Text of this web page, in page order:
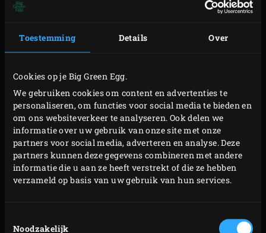
Toestemming Details Over
Cookies op je Big Green Egg.
We gebruiken cookies om content en advertenties te
personaliseren, om functies voor social media te bieden en
om ons websiteverkeer te analyseren. Ook delen we
informatie over uw gebruik van onze site met onze
partners voor social media, adverteren en analyse. Deze
partners kunnen deze gegevens combineren met andere
informatie die u aan ze heeft verstrekt of die ze hebben
verzameld op basis van uw gebruik van hun services.
Noodzakelijk
Haal het vlies van de eendenborstfilets en snijd het vet
snijd in blokjes van 1 centimeter (was ze niet meer na het
Snijd de prei in dunne, halve ringen en was ze in een
vergiet. Snijd de chorizo en olijven in kleine stukjes. Was
de veldsla en dep voorzichtig droog. Pel de knoflook en
hak fijn. Bewaar de ingrediënten tot gebruik afgedekt in
de koelkast.
STRUDEL VAN APPEL EN
Meng voor het deeg de bloem, het water en 50 milliliter